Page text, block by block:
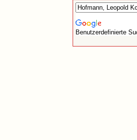
Benutzerdefinierte